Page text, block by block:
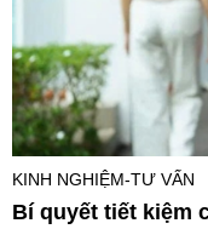
KINH NGHIỆM-TƯ VẤN
Bí quyết tiết kiệm